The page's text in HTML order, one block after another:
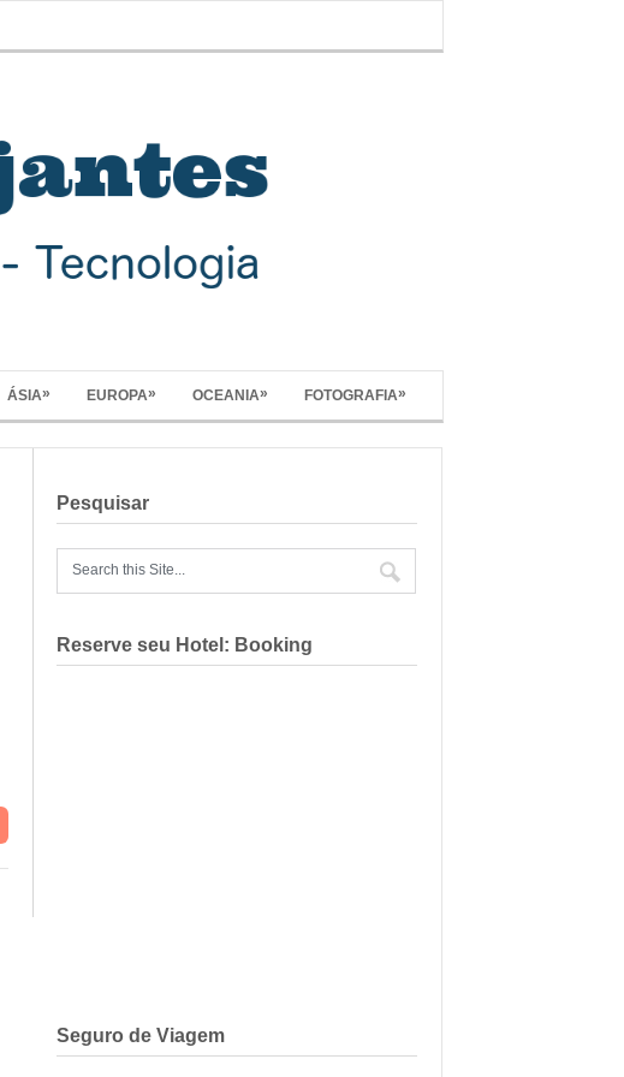
ÁSIA» EUROPA» OCEANIA» FOTOGRAFIA»
Pesquisar
Reserve seu Hotel: Booking
Seguro de Viagem